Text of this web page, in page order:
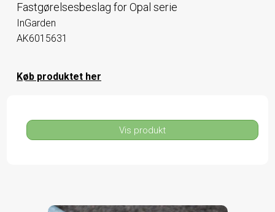
Fastgørelsesbeslag for Opal serie
InGarden
AK6015631
Køb produktet her
Vis produkt